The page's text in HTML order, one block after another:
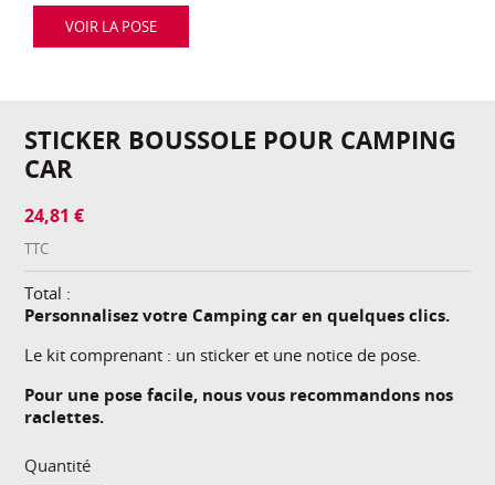
VOIR LA POSE
STICKER BOUSSOLE POUR CAMPING
CAR
24,81 €
TTC
Total :
Personnalisez votre Camping car en quelques clics.
Le kit comprenant : un sticker et une notice de pose.
Pour une pose facile, nous vous recommandons nos
raclettes.
Quantité